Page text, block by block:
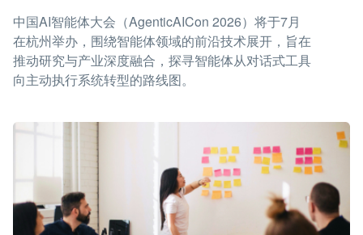
中国AI智能体大会（AgenticAICon 2026）将于7月
在杭州举办，围绕智能体领域的前沿技术展开，旨在
推动研究与产业深度融合，探寻智能体从对话式工具
向主动执行系统转型的路线图。